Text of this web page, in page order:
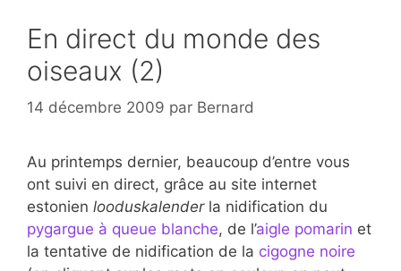
En direct du monde des
oiseaux (2)
14 décembre 2009 par Bernard
Au printemps dernier, beaucoup d’entre vous
ont suivi en direct, grâce au site internet
estonien looduskalenderla nidification du
pygargue à queue blanche, de l’aigle pomarin et
la tentative de nidification de la cigogne noire